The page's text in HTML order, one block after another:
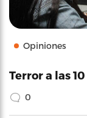
Opiniones
Terror a las
0